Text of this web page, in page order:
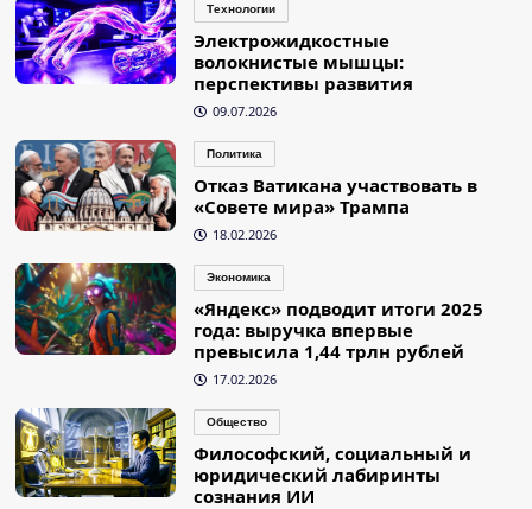
Технологии
Электрожидкостные
волокнистые мышцы:
перспективы развития
09.07.2026
Политика
Отказ Ватикана участвовать в
«Совете мира» Трампа
18.02.2026
Экономика
«Яндекс» подводит итоги 2025
года: выручка впервые
превысила 1,44 трлн рублей
17.02.2026
Общество
Философский, социальный и
юридический лабиринты
сознания ИИ